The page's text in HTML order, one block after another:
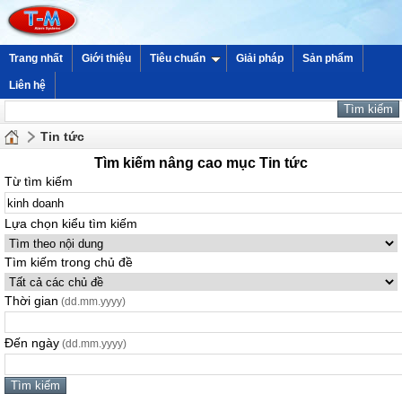
Trang nhất Giới thiệu Tiêu chuẩn Giải pháp Sản phẩm
Liên hệ
Tin tức
Tìm kiếm nâng cao mục Tin tức
Từ tìm kiếm
Lựa chọn kiểu tìm kiếm
Tìm kiếm trong chủ đề
Thời gian (dd.mm.yyyy)
Đến ngày (dd.mm.yyyy)